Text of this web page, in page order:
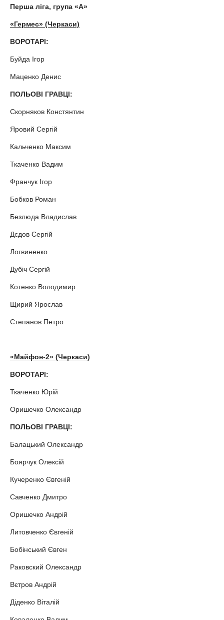
Перша ліга, група «А»
«Гермес» (Черкаси)
ВОРОТАРІ:
Буйда Ігор
Маценко Денис
ПОЛЬОВІ ГРАВЦІ:
Скорняков Констянтин
Яровий Сергій
Кальченко Максим
Ткаченко Вадим
Франчук Ігор
Бобков Роман
Безлюда Владислав
Дєдов Сергій
Логвиненко
Дубіч Сергій
Котенко Володимир
Щирий Ярослав
Степанов Петро
«Майфон-2» (Черкаси)
ВОРОТАРІ:
Ткаченко Юрій
Оришечко Олександр
ПОЛЬОВІ ГРАВЦІ:
Балацький Олександр
Боярчук Олексій
Кучеренко Євгеній
Савченко Дмитро
Оришечко Андрій
Литовченко Євгеній
Бобінський Євген
Раковский Олександр
Вєтров Андрій
Діденко Віталій